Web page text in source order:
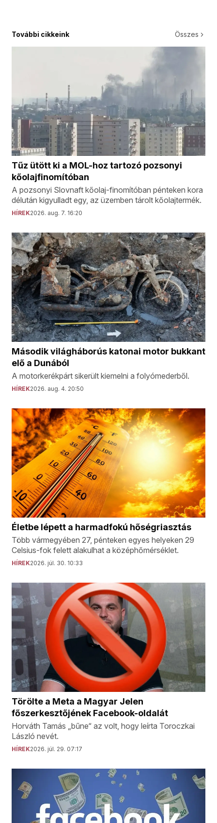
További cikkeink Összes
Tűz ütött ki a MOL-hoz tartozó pozsonyi
kőolajfinomítóban
A pozsonyi Slovnaft kőolaj-finomítóban pénteken kora
délután kigyulladt egy, az üzemben tárolt kőolajtermék.
HÍREK2026. aug. 7. 16:20
Második világháborús katonai motor bukkant
elő a Dunából
A motorkerékpárt sikerült kiemelni a folyómederből.
HÍREK2026. aug. 4. 20:50
Életbe lépett a harmadfokú hőségriasztás
Több vármegyében 27, pénteken egyes helyeken 29
Celsius-fok felett alakulhat a középhőmérséklet.
HÍREK2026. júl. 30. 10:33
Törölte a Meta a Magyar Jelen
főszerkesztőjének Facebook-oldalát
Horváth Tamás „bűne“ az volt, hogy leírta Toroczkai
László nevét.
HÍREK2026. júl. 29. 07:17